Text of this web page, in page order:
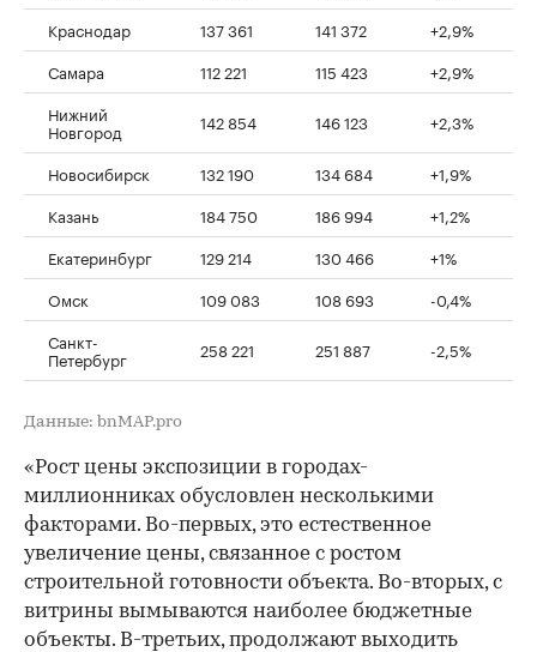
Краснодар
137 361 141 372
+2,9%
Самара
112 221 115 423
+2,9%
Нижний
Новгород 142 854 146 123 +2,3%
Новосибирск 132 190 134 684
+1,9%
Казань
184 750 186 994
+1,2%
Екатеринбург
129 214 130 466
+1%
Омск
109 083 108 693
-0,4%
Санкт-
Петербург 258 221 251 887 -2,5%
Данные: bnMAP.pro
«Рост цены экспозиции в городах-
миллионниках обусловлен несколькими
факторами. Во-первых, это естественное
увеличение цены, связанное с ростом
строительной готовности объекта. Во-вторых, с
витрины вымываются наиболее бюджетные
объекты. В-третьих, продолжают выходить